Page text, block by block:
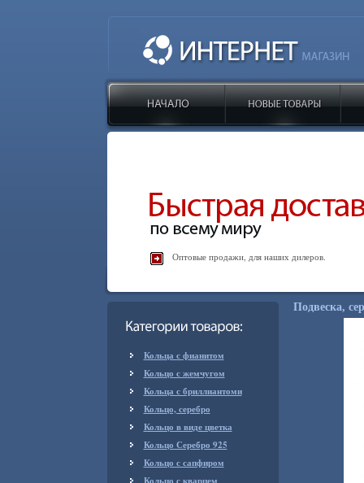
Оптовые продажи, для наших дилеров.
Кольца с фианитом
Кольцо с жемчугом
Кольца с бриллиантоми
Кольцо, серебро
Кольцо в виде цветка
Кольцо Серебро 925
Кольцо с сапфиром
Подвеска,